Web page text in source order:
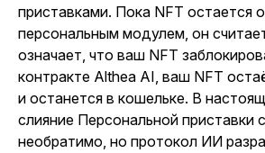
приставками. Пока NFT остается
персональным модулем, он
означает, что ваш NFT
контракте Althea AI, ваш NFT
и останется в кошельке. В
слияние Персональной приставки
необратимо, но протокол ИИ